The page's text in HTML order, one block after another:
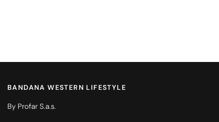
BANDANA WESTERN LIFESTYLE
By Profar S.a.s.